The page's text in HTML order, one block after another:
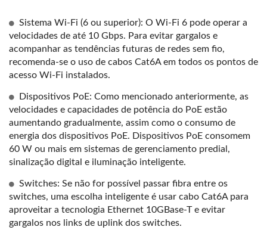
Sistema Wi-Fi (6 ou superior): O Wi-Fi 6 pode operar a
velocidades de até 10 Gbps. Para evitar gargalos e
acompanhar as tendências futuras de redes sem fio,
recomenda-se o uso de cabos Cat6A em todos os pontos de
acesso Wi-Fi instalados.
Dispositivos PoE: Como mencionado anteriormente, as
velocidades e capacidades de potência do PoE estão
aumentando gradualmente, assim como o consumo de
energia dos dispositivos PoE. Dispositivos PoE consomem
60 W ou mais em sistemas de gerenciamento predial,
sinalização digital e iluminação inteligente.
Switches: Se não for possível passar fibra entre os
switches, uma escolha inteligente é usar cabo Cat6A para
aproveitar a tecnologia Ethernet 10GBase-T e evitar
gargalos nos links de uplink dos switches.